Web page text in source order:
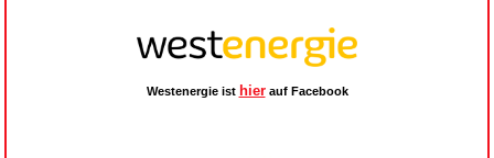
Westenergie ist hierauf Facebook